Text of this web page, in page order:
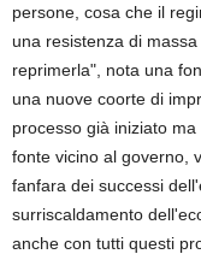
persone, cosa che il
una resistenza di
reprimerla", nota una
una nuove coorte di
processo già iniziato
fonte vicino al governo,
fanfara dei successi
surriscaldamento
anche con tutti questi